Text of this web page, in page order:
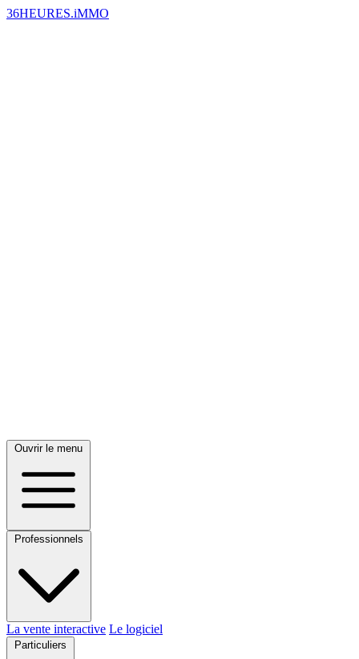
36HEURES.iMMO
Ouvrir le menu
Professionnels
La vente interactive Le logiciel
Particuliers